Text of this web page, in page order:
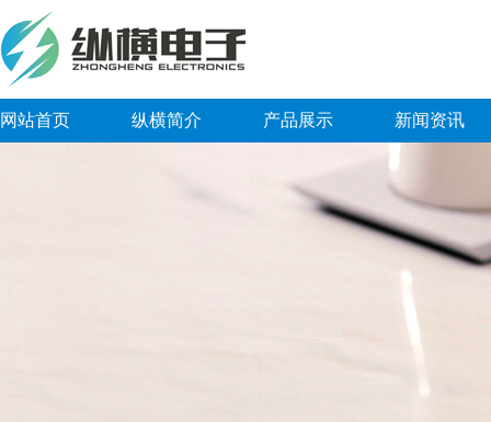
网站首页 纵横简介 产品展示 新闻资讯